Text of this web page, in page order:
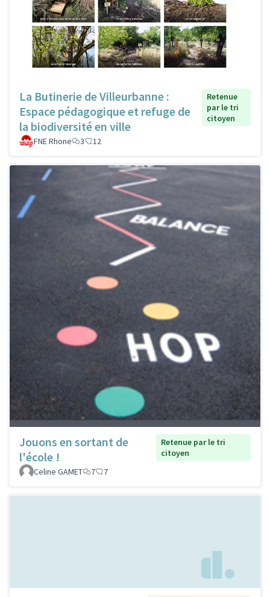
La Butinerie de Villeurbanne :
Espace pédagogique et refuge de
la biodiversité en ville
Retenue
par le tri
citoyen
FNE Rhone 3 12
Jouons en sortant de
l'école !
Retenue par le tri
citoyen
Celine GAMET
7 7